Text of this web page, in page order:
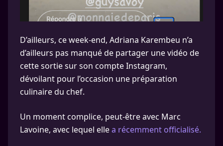
D’ailleurs, ce week-end, Adriana Karembeu n’a
d’ailleurs pas manqué de partager une vidéo de
cette sortie sur son compte Instagram,
dévoilant pour l’occasion une préparation
culinaire du chef.
Un moment complice, peut-être avec Marc
Lavoine, avec lequel ellea récemment officialisé.